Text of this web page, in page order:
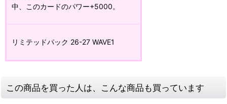
中、このカードのパワー+5000。
リミテッドパック 26-27 WAVE1
この商品を買った人は、こんな商品も買っています